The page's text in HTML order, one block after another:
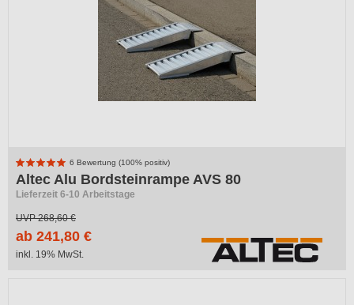
6 Bewertung (100% positiv)
Altec Alu Bordsteinrampe AVS 80
Lieferzeit 6-10 Arbeitstage
UVP268,60 €
ab 241,80 €
inkl. 19% MwSt.